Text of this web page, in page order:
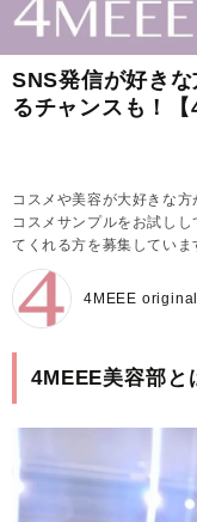
SNS発信が好き
るチャンスも！
コスメや美容が大好きな
コスメサンプルをお試し
てくれる方を募集していま
4MEEE original
4MEEE美容部と